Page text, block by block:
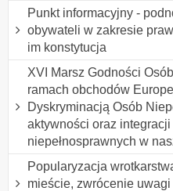
Punkt informacyjny -
obywateli w zakresie
im konstytucja
XVI Marsz Godności
ramach obchodów
Dyskryminacją Osób
aktywności oraz integracji
niepełnosprawnych w
Popularyzacja
mieście, zwrócenie